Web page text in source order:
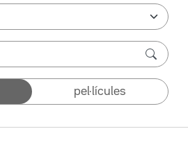
pel·lícules